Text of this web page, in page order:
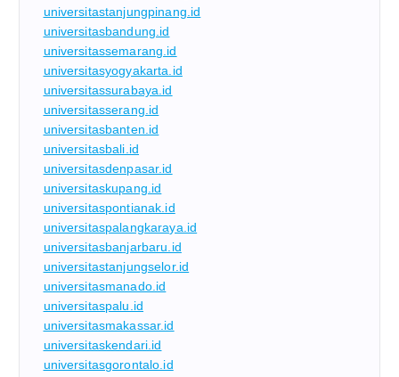
universitastanjungpinang.id
universitasbandung.id
universitassemarang.id
universitasyogyakarta.id
universitassurabaya.id
universitasserang.id
universitasbanten.id
universitasbali.id
universitasdenpasar.id
universitaskupang.id
universitaspontianak.id
universitaspalangkaraya.id
universitasbanjarbaru.id
universitastanjungselor.id
universitasmanado.id
universitaspalu.id
universitasmakassar.id
universitaskendari.id
universitasgorontalo.id